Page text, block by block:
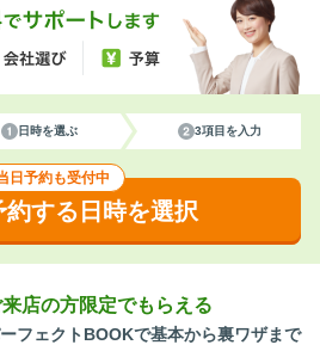
日時を選ぶ 3項目を入力
日予約も受付中
約する日時を選択
来店の方限定でもらえる
フェクトBOOKで基本から裏ワザまで